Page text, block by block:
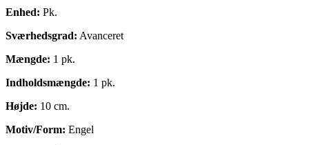
Enhed: Pk.
Sværhedsgrad: Avanceret
Mængde: 1 pk.
Indholdsmængde: 1 pk.
Højde: 10 cm.
Motiv/Form: Engel